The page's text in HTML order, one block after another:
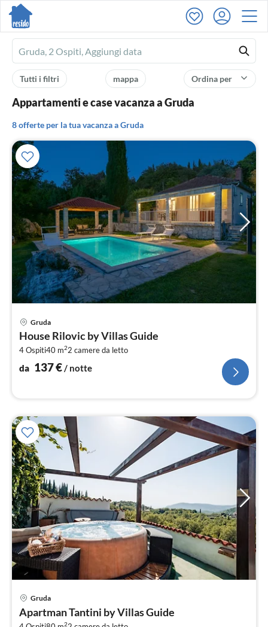
Ferienhausmiete
logo
Ordina per
mappa
Tutti i filtri
Appartamenti e case vacanza a Gruda
8 offerte per la tua vacanza a Gruda
Gruda
House Rilovic by Villas Guide
4 Ospiti40 m22 camere da letto
da 137€/ notte
Gruda
Apartman Tantini by Villas Guide
2